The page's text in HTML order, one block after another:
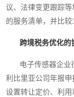
议、法律变更跟踪
的服务清单，并比较
跨境税务优化的
电子传感器企业
利比里亚公司年报
设置转让定价、利用